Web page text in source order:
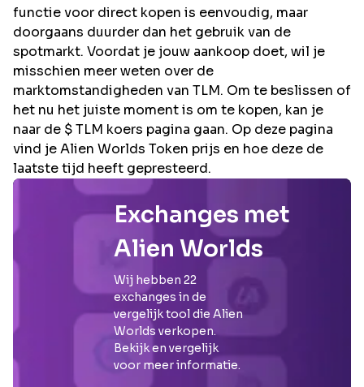
functie voor direct kopen is eenvoudig, maar
doorgaans duurder dan het gebruik van de
spotmarkt. Voordat je jouw aankoop doet, wil je
misschien meer weten over de
marktomstandigheden van TLM. Om te beslissen of
het nu het juiste moment is om te kopen, kan je
naar de $ TLM koers pagina gaan. Op deze pagina
vind je Alien Worlds Token prijs en hoe deze de
laatste tijd heeft gepresteerd.
Exchanges met
Alien Worlds
Wij hebben 22
exchanges in de
vergelijk tool die Alien
Worlds verkopen.
Bekijk en vergelijk
voor meer informatie.